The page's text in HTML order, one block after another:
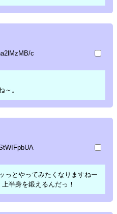
c
～。
っとやってみたくなりますねー
半身を鍛えるんだっ！